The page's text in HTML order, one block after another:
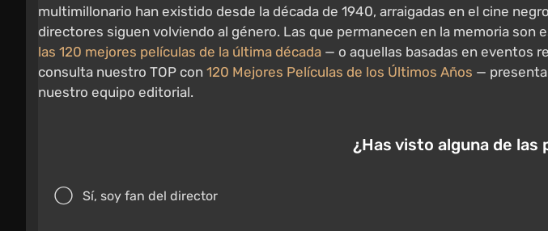
multimillonario han existido desde la década de 1940, arraigadas en el cine
directores siguen volviendo al género. Las que permanecen en la memoria son
las 120 mejores películas de la última década — o aquellas basadas en eventos
consulta nuestro TOP con 120 Mejores Películas de los Últimos Años —
nuestro equipo editorial.
¿Has visto alguna de las
Sí, soy fan del director